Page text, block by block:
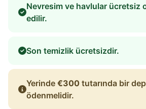
Nevresim ve havlular ücretsiz
edilir.
Son temizlik ücretsizdir.
Yerinde €300 tutarında bir
ödenmelidir.